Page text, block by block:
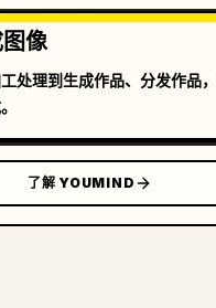
像
处理到生成作品、分发作品
了解 YOUMIND